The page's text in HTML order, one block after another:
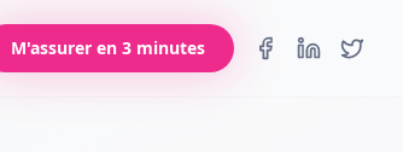
M'assurer en 3 minutes